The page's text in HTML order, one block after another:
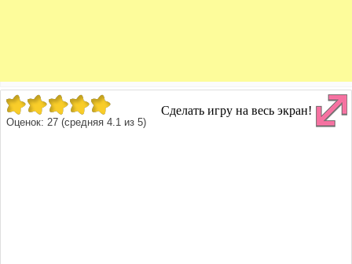
Оценок: 27 (средняя 4.1 из 5)
Сделать игру на весь экран!